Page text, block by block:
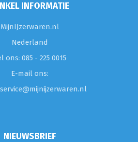
INFORMATIE
MijnIJzerwaren.nl
Nederland
ons: 085 - 225 0015
E-mail ons:
NIEUWSBRIEF